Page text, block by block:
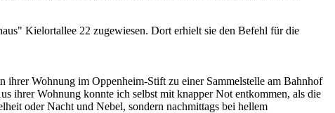
Kielortallee 22 zugewiesen. Dort erhielt sie den Befehl für die
ihrer Wohnung im Oppenheim-Stift zu einer Sammelstelle am Bahnhof
ihrer Wohnung konnte ich selbst mit knapper Not entkommen, als die
oder Nacht und Nebel, sondern nachmittags bei hellem